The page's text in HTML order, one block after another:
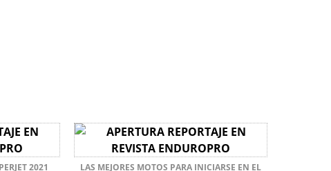
2021
LAS MEJORES MOTOS PARA INICIARSE EN EL